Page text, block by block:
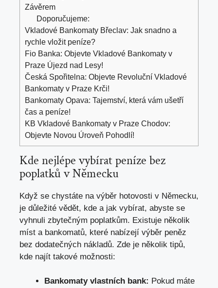
Závěrem
Doporučujeme:
Vkladové Bankomaty Břeclav: Jak snadno a
rychle vložit peníze?
Fio Banka: Objevte Vkladové Bankomaty v
Praze Újezd nad Lesy!
Česká Spořitelna: Objevte Revoluční Vkladové
Bankomaty v Praze Krči!
Bankomaty Opava: Tajemství, která vám ušetří
čas a peníze!
KB Vkladové Bankomaty v Praze Chodov:
Objevte Novou Úroveň Pohodlí!
Kde nejlépe vybírat peníze bez
poplatků v Německu
Když se chystáte na výběr hotovosti v Německu,
je důležité vědět, kde a jak vybírat, abyste se
vyhnuli zbytečným poplatkům. Existuje několik
míst a bankomatů, které nabízejí výběr peněz
bez dodatečných nákladů. Zde je několik tipů,
kde najít takové možnosti:
Bankomaty vlastních bank: Pokud máte